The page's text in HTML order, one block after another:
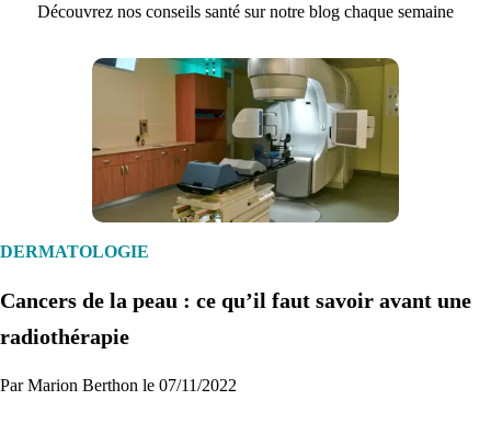
1. Inscription
Créez un compte et récupérez votre dossier médical en parallèle
Je commence
Découvrez nos conseils santé sur notre blog chaque semaine
DERMATOLOGIE
Cancers de la peau : ce qu’il faut savoir avant une
radiothérapie
Par Marion Berthon le 07/11/2022